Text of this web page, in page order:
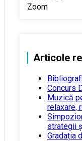
Zoom
Articole
Concurs
Muzică
relaxare,
strategii
Gradația